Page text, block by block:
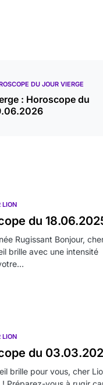
DU JOUR VIERGE
: Horoscope du
LION
du
Rugissant Bonjour,
brille avec une intensité
LION
du
brille pour vous, cher